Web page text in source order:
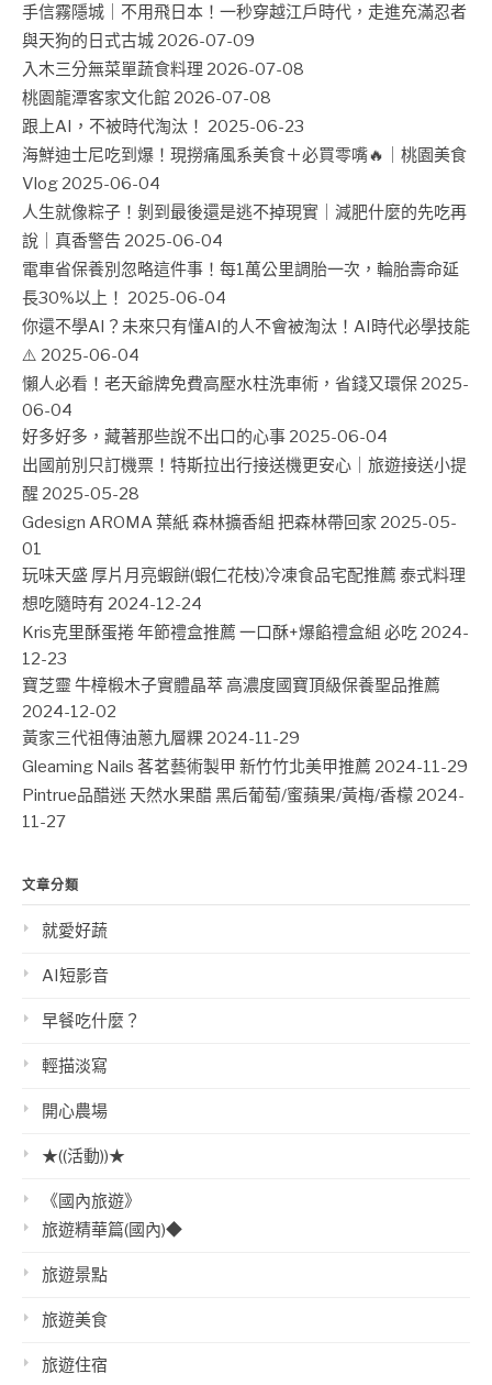
手信霧隱城｜不用飛日本！一秒穿越江戶時代，走進充滿忍者
與天狗的日式古城 2026-07-09
入木三分無菜單蔬食料理 2026-07-08
桃園龍潭客家文化館 2026-07-08
跟上AI，不被時代淘汰！ 2025-06-23
海鮮迪士尼吃到爆！現撈痛風系美食＋必買零嘴🔥｜桃園美食
Vlog 2025-06-04
人生就像粽子！剝到最後還是逃不掉現實｜減肥什麼的先吃再
說｜真香警告 2025-06-04
電車省保養別忽略這件事！每1萬公里調胎一次，輪胎壽命延
長30%以上！ 2025-06-04
你還不學AI？未來只有懂AI的人不會被淘汰！AI時代必學技能
⚠️ 2025-06-04
懶人必看！老天爺牌免費高壓水柱洗車術，省錢又環保 2025-
06-04
好多好多，藏著那些說不出口的心事 2025-06-04
出國前別只訂機票！特斯拉出行接送機更安心｜旅遊接送小提
醒 2025-05-28
Gdesign AROMA 葉紙 森林擴香組 把森林帶回家 2025-05-
01
玩味天盛 厚片月亮蝦餅(蝦仁花枝)冷凍食品宅配推薦 泰式料理
想吃隨時有 2024-12-24
Kris克里酥蛋捲 年節禮盒推薦 一口酥+爆餡禮盒組 必吃 2024-
12-23
寶芝靈 牛樟椴木子實體晶萃 高濃度國寶頂級保養聖品推薦
2024-12-02
黃家三代祖傳油蔥九層粿 2024-11-29
Gleaming Nails 茖茗藝術製甲 新竹竹北美甲推薦 2024-11-29
Pintrue品醋迷 天然水果醋 黑后葡萄/蜜蘋果/黃梅/香檬 2024-
11-27
文章分類
就愛好蔬
AI短影音
早餐吃什麼？
輕描淡寫
開心農場
★((活動))★
《國內旅遊》
旅遊精華篇(國內)◆
旅遊景點
旅遊美食
旅遊住宿